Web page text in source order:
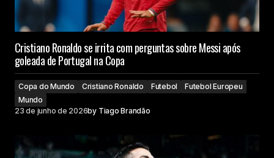
Cristiano Ronaldo se irrita com perguntas sobre Messi após
goleada de Portugal na Copa
Copa do Mundo Cristiano Ronaldo Futebol
Futebol Europeu
Mundo
23 de junho de 2026by Tiago Brandão